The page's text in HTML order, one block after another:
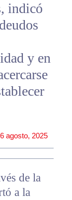
indicó
y en
agosto, 2025
de la
a la